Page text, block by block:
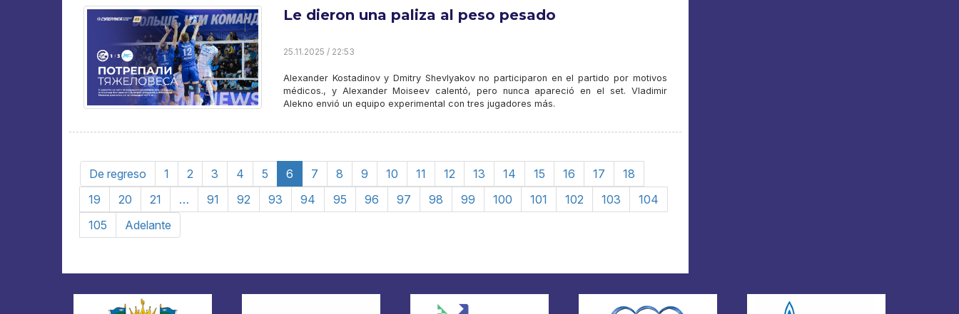
Le dieron una paliza al peso pesado
25.11.2025 / 22:53
Alexander Kostadinov y Dmitry Shevlyakov no participaron en el partido por motivos
médicos., y Alexander Moiseev calentó, pero nunca apareció en el set. Vladimir
Alekno envió un equipo experimental con tres jugadores más.
De regreso 1 2 3 4 5 6 7 8 9 10 11 12 13 14 15 16 17
18
19
20 21 … 91 92 93 94 95 96 97 98 99 100 101 102 103
104
105
Adelante